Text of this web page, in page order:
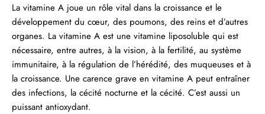
La vitamine A joue un rôle vital dans la croissance et le
développement du cœur, des poumons, des reins et d’autres
organes. La vitamine A est une vitamine liposoluble qui est
nécessaire, entre autres, à la vision, à la fertilité, au système
immunitaire, à la régulation de l’hérédité, des muqueuses et à
la croissance. Une carence grave en vitamine A peut entraîner
des infections, la cécité nocturne et la cécité. C’est aussi un
puissant antioxydant.